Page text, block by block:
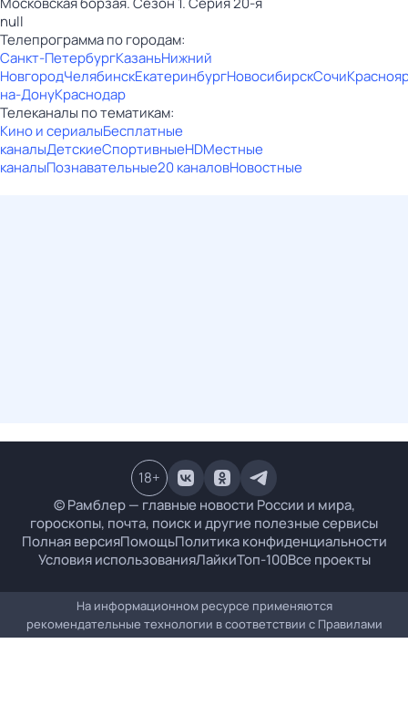
null
Телепрограмма по городам:
Санкт-ПетербургКазаньНижний
НовгородЧелябинскЕкатеринбургНовосибирскСочи
на-ДонуКраснодар
Телеканалы по тематикам:
Кино и сериалыБесплатные
каналыДетскиеСпортивныеHDМестные
каналыПознавательные20 каналовНовостные
© Рамблер — главные новости России и мира,
гороскопы, почта, поиск и другие полезные сервисы
Полная версияПомощьПолитика конфиденциальности
Условия использованияЛайкиТоп-100Все проекты
18+
На информационном ресурсе применяются
рекомендательные технологии в соответствии с Правилами